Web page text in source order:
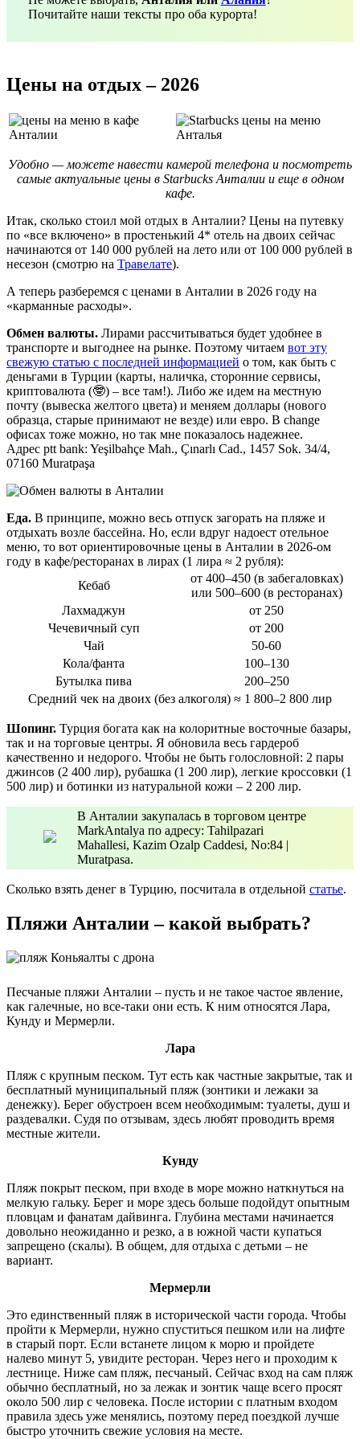
Почитайте наши тексты про оба курорта!
Цены на отдых – 2026
Удобно — можете навести камерой телефона и посмотреть
самые актуальные цены в Starbucks Анталии и еще в одном
кафе.
Итак, сколько стоил мой отдых в Анталии? Цены на путевку
по «все включено» в простенький 4* отель на двоих сейчас
начинаются от 140 000 рублей на лето или от 100 000 рублей в
несезон (смотрю на Травелате).
А теперь разберемся с ценами в Анталии в 2026 году на
«карманные расходы».
Обмен валюты. Лирами рассчитываться будет удобнее в
транспорте и выгоднее на рынке. Поэтому читаем вот эту
свежую статью с последней информацией о том, как быть с
деньгами в Турции (карты, наличка, сторонние сервисы,
криптовалюта (🤓) – все там!). Либо же идем на местную
почту (вывеска желтого цвета) и меняем доллары (нового
образца, старые принимают не везде) или евро. В change
офисах тоже можно, но так мне показалось надежнее.
Адрес ptt bank: Yeşilbahçe Mah., Çınarlı Cad., 1457 Sok. 34/4,
07160 Muratpaşa
Еда. В принципе, можно весь отпуск загорать на пляже и
отдыхать возле бассейна. Но, если вдруг надоест отельное
меню, то вот ориентировочные цены в Анталии в 2026-ом
году в кафе/ресторанах в лирах (1 лира ≈ 2 рубля):
Кебаб
от 400–450 (в забегаловках)
или 500–600 (в ресторанах)
Лахмаджун
от 250
Чечевичный суп
от 200
Чай
50-60
Кола/фанта
100–130
Бутылка пива
200–250
Средний чек на двоих (без алкоголя) ≈ 1 800–2 800 лир
Шопинг. Турция богата как на колоритные восточные базары,
так и на торговые центры. Я обновила весь гардероб
качественно и недорого. Чтобы не быть голословной: 2 пары
джинсов (2 400 лир), рубашка (1 200 лир), легкие кроссовки (1
500 лир) и ботинки из натуральной кожи – 2 200 лир.
В Анталии закупалась в торговом центре
MarkAntalya по адресу: Tahilpazari
Mahallesi, Kazim Ozalp Caddesi, No:84 |
Muratpasa.
Сколько взять денег в Турцию, посчитала в отдельной статье.
Пляжи Анталии – какой выбрать?
Песчаные пляжи Анталии – пусть и не такое частое явление,
как галечные, но все-таки они есть. К ним относятся Лара,
Кунду и Мермерли.
Лара
Пляж с крупным песком. Тут есть как частные закрытые, так и
бесплатный муниципальный пляж (зонтики и лежаки за
денежку). Берег обустроен всем необходимым: туалеты, душ и
раздевалки. Судя по отзывам, здесь любят проводить время
местные жители.
Кунду
Пляж покрыт песком, при входе в море можно наткнуться на
мелкую гальку. Берег и море здесь больше подойдут опытным
пловцам и фанатам дайвинга. Глубина местами начинается
довольно неожиданно и резко, а в южной части купаться
запрещено (скалы). В общем, для отдыха с детьми – не
вариант.
Мермерли
Это единственный пляж в исторической части города. Чтобы
пройти к Мермерли, нужно спуститься пешком или на лифте
в старый порт. Если встанете лицом к морю и пройдете
налево минут 5, увидите ресторан. Через него и проходим к
лестнице. Ниже сам пляж, песчаный. Сейчас вход на сам пляж
обычно бесплатный, но за лежак и зонтик чаще всего просят
около 500 лир с человека. После истории с платным входом
правила здесь уже менялись, поэтому перед поездкой лучше
быстро уточнить свежие условия на месте.